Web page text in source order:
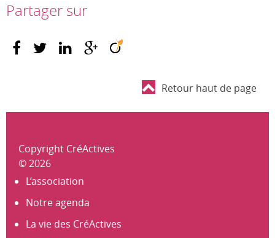
Partager sur
Retour haut de page
Copyright CréActives
© 2026
L’association
Notre agenda
La vie des CréActives